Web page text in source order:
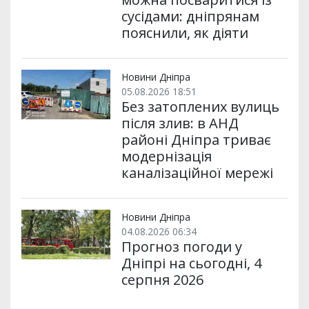
сусідами: дніпрянам
пояснили, як діяти
Новини Дніпра
05.08.2026 18:51
Без затоплених вулиць
після злив: в АНД
районі Дніпра триває
модернізація
каналізаційної мережі
Новини Дніпра
04.08.2026 06:34
Прогноз погоди у
Дніпрі на сьогодні, 4
серпня 2026